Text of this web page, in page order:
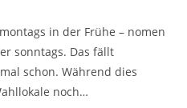
in der Frühe – nomen
sonntags. Das fällt
schon. Während dies
noch…